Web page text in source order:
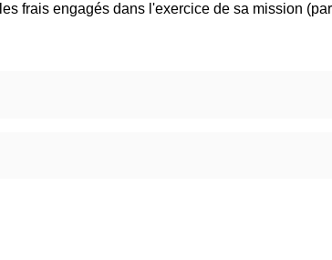
frais engagés dans l'exercice de sa mission